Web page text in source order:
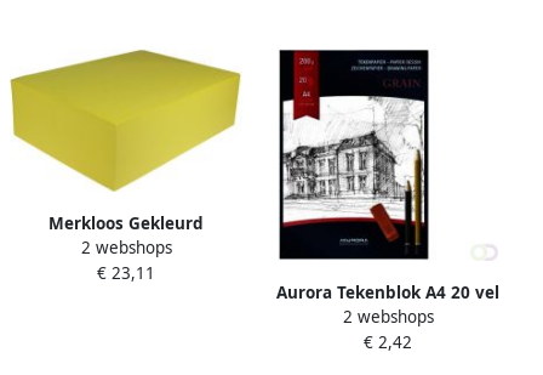
Merkloos Gekleurd
tekenpapier 120 g ft 21 x 29
7 A4 geel pak van 500 vel
2 webshops
€ 23,11
Aurora Tekenblok A4 20 vel
200 gram Grain papier
2 webshops
€ 2,42